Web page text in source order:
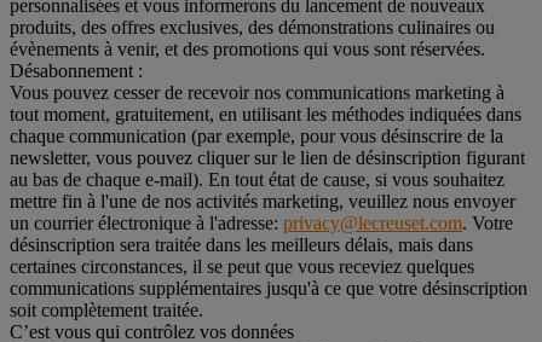
personnalisées et vous informerons du lancement de nouveaux
produits, des offres exclusives, des démonstrations culinaires ou
évènements à venir, et des promotions qui vous sont réservées.
Désabonnement :
Vous pouvez cesser de recevoir nos communications marketing à
tout moment, gratuitement, en utilisant les méthodes indiquées dans
chaque communication (par exemple, pour vous désinscrire de la
newsletter, vous pouvez cliquer sur le lien de désinscription figurant
au bas de chaque e-mail). En tout état de cause, si vous souhaitez
mettre fin à l'une de nos activités marketing, veuillez nous envoyer
un courrier électronique à l'adresse: privacy@lecreuset.com. Votre
désinscription sera traitée dans les meilleurs délais, mais dans
certaines circonstances, il se peut que vous receviez quelques
communications supplémentaires jusqu'à ce que votre désinscription
soit complètement traitée.
C’est vous qui contrôlez vos données